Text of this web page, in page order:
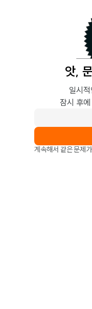
앗,
일시
잠시 후
계속해서 같은 문제